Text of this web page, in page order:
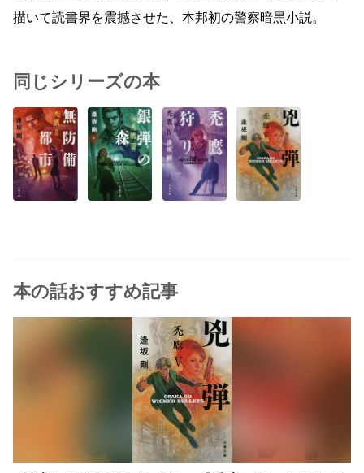
描いて読書界を震撼させた、本邦初の警察暗黒小説。
同じシリーズの本
本の話おすすめ記事